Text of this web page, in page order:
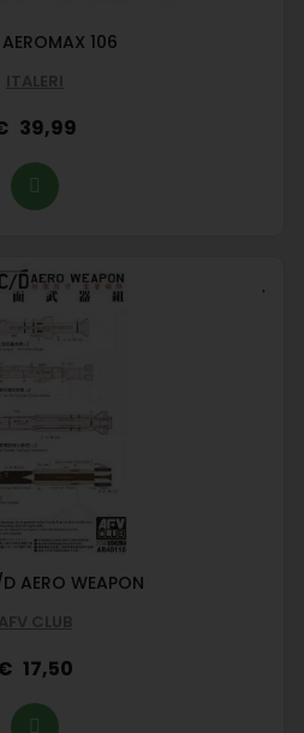
106
ITALERI
39,99
AERO WEAPON
AFV CLUB
17,50